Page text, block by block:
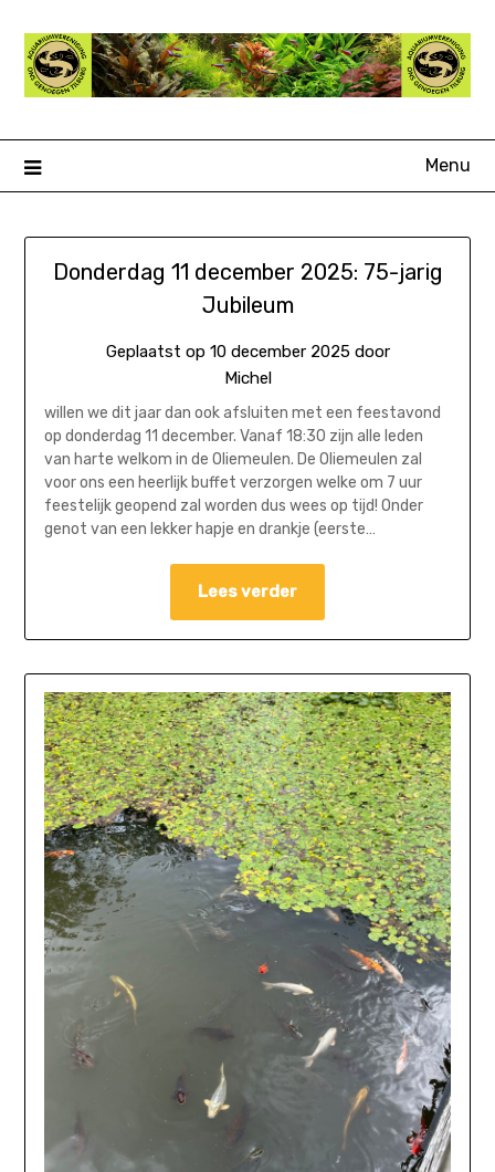
naar
inhoud
Menu
Donderdag 11 december 2025: 75-jarig
Jubileum
Geplaatst op 10 december 2025door
Michel
willen we dit jaar dan ook afsluiten met een feestavond
op donderdag 11 december. Vanaf 18:30 zijn alle leden
van harte welkom in de Oliemeulen. De Oliemeulen zal
voor ons een heerlijk buffet verzorgen welke om 7 uur
feestelijk geopend zal worden dus wees op tijd! Onder
genot van een lekker hapje en drankje (eerste…
Lees verder